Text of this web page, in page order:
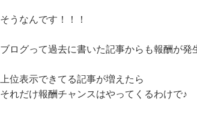
そうなんです！！！
ブログって過去に書いた記事からも報酬が発
上位表示できてる記事が増えたら
それだけ報酬チャンスはやってくるわけで♪